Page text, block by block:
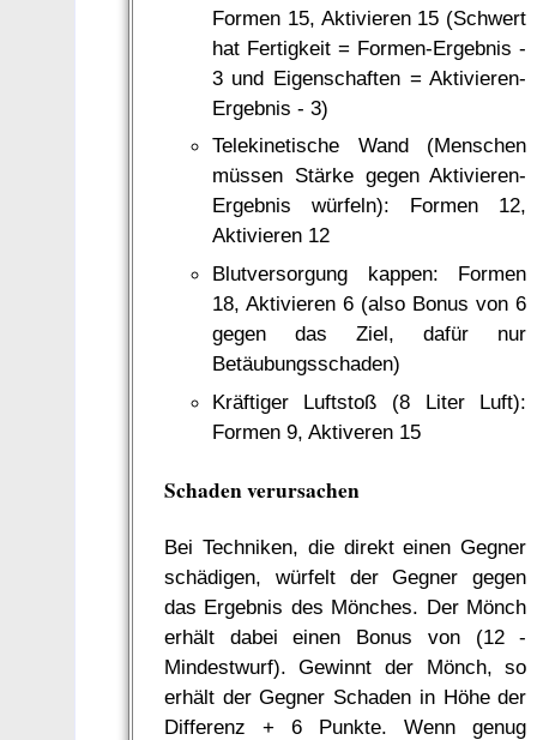
Formen 15, Aktivieren 15 (Schwert
hat Fertigkeit = Formen-Ergebnis -
3 und Eigenschaften = Aktivieren-
Ergebnis - 3)
Telekinetische Wand (Menschen
müssen Stärke gegen Aktivieren-
Ergebnis würfeln): Formen 12,
Aktivieren 12
Blutversorgung kappen: Formen
18, Aktivieren 6 (also Bonus von 6
gegen das Ziel, dafür nur
Betäubungsschaden)
Kräftiger Luftstoß (8 Liter Luft):
Formen 9, Aktiveren 15
Schaden verursachen
Bei Techniken, die direkt einen Gegner
schädigen, würfelt der Gegner gegen
das Ergebnis des Mönches. Der Mönch
erhält dabei einen Bonus von (12 -
Mindestwurf). Gewinnt der Mönch, so
erhält der Gegner Schaden in Höhe der
Differenz + 6 Punkte. Wenn genug